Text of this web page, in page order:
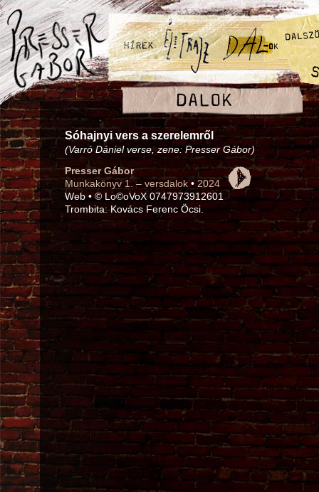
Sóhajnyi vers a szerelemről
(Varró Dániel verse, zene: Presser Gábor)
Presser Gábor
Munkakönyv 1. – versdalok • 2024
Web • © Lo©oVoX 0747973912601
Trombita: Kovács Ferenc Öcsi.